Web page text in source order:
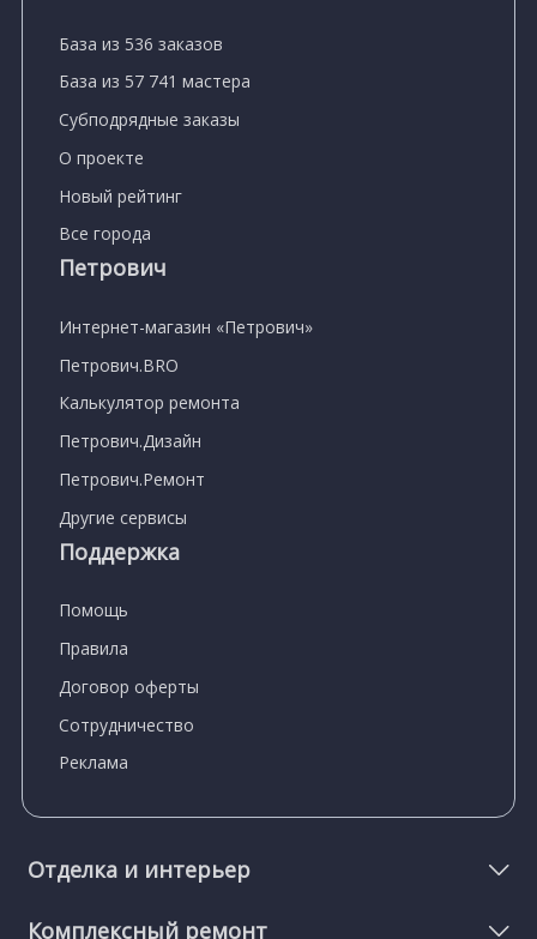
База из 536 заказов
База из 57 741 мастера
Субподрядные заказы
О проекте
Новый рейтинг
Все города
Петрович
Интернет-магазин «Петрович»
Петрович.BRO
Калькулятор ремонта
Петрович.Дизайн
Петрович.Ремонт
Другие сервисы
Поддержка
Помощь
Правила
Договор оферты
Сотрудничество
Реклама
Отделка и интерьер
Комплексный ремонт